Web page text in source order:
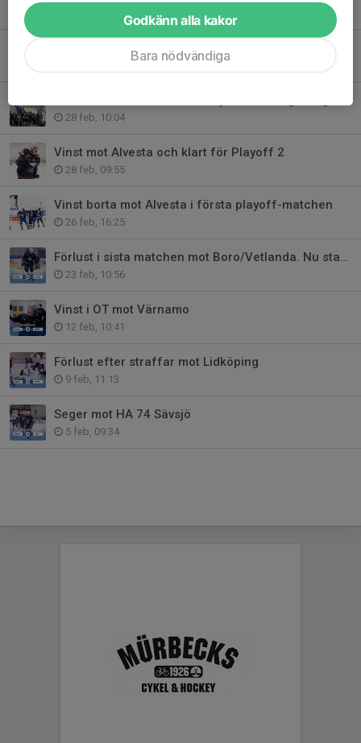
28 feb, 10:04
Vinst mot Alvesta och klart för Playoff 2
28 feb, 09:55
Vinst borta mot Alvesta i första playoff-matchen
26 feb, 16:25
Förlust i sista matchen mot Boro/Vetlanda. Nu startar Playoff.
23 feb, 10:56
Vinst i OT mot Värnamo
12 feb, 10:41
Förlust efter straffar mot Lidköping
9 feb, 11:13
Seger mot HA 74 Sävsjö
5 feb, 09:34
Godkänn alla kakor
Bara nödvändiga